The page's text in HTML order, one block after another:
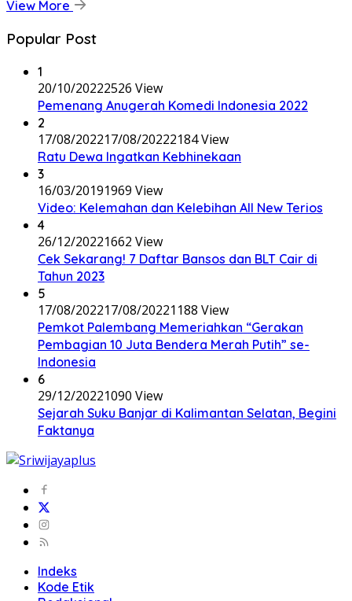
View More
Popular Post
1
20/10/20222526 View
Pemenang Anugerah Komedi Indonesia 2022
2
17/08/202217/08/20222184 View
Ratu Dewa Ingatkan Kebhinekaan
3
16/03/20191969 View
Video: Kelemahan dan Kelebihan All New Terios
4
26/12/20221662 View
Cek Sekarang! 7 Daftar Bansos dan BLT Cair di
Tahun 2023
5
17/08/202217/08/20221188 View
Pemkot Palembang Memeriahkan “Gerakan
Pembagian 10 Juta Bendera Merah Putih” se-
Indonesia
6
29/12/20221090 View
Sejarah Suku Banjar di Kalimantan Selatan, Begini
Faktanya
Indeks
Kode Etik